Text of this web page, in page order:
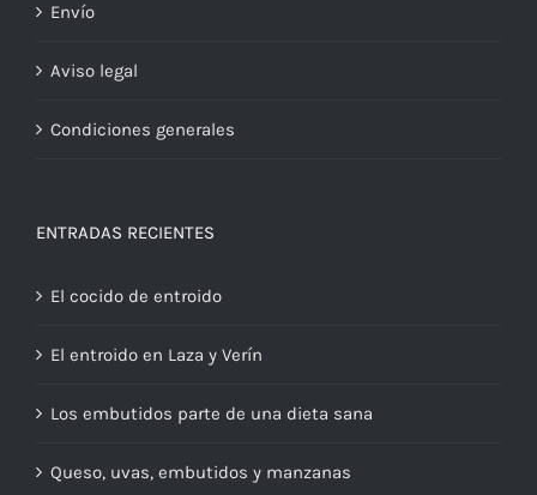
Envío
Aviso legal
Condiciones generales
ENTRADAS RECIENTES
El cocido de entroido
El entroido en Laza y Verín
Los embutidos parte de una dieta sana
Queso, uvas, embutidos y manzanas